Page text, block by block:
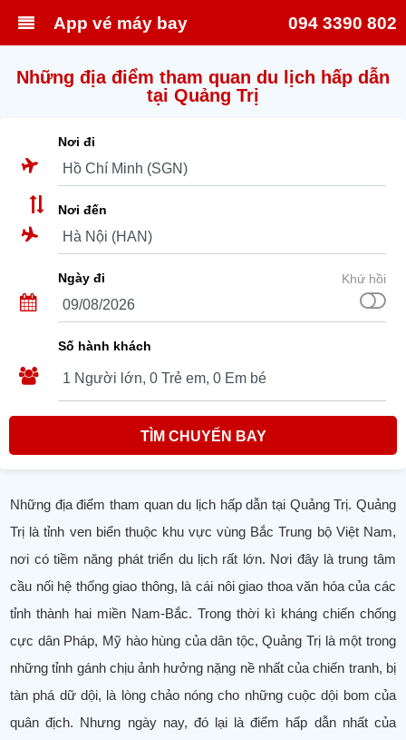
App vé máy bay 094 3390 802
Những địa điểm tham quan du lịch hấp dẫn
tại Quảng Trị
Nơi đi
Nơi đến
Ngày đi Khứ hồi
Số hành khách
TÌM CHUYẾN BAY
Những địa điểm tham quan du lịch hấp dẫn tại Quảng Trị. Quảng
Trị là tỉnh ven biển thuộc khu vực vùng Bắc Trung bộ Việt Nam,
nơi có tiềm năng phát triển du lịch rất lớn. Nơi đây là trung tâm
cầu nối hệ thống giao thông, là cái nôi giao thoa văn hóa của các
tỉnh thành hai miền Nam-Bắc. Trong thời kì kháng chiến chống
cực dân Pháp, Mỹ hào hùng của dân tộc, Quảng Trị là một trong
những tỉnh gánh chịu ảnh hưởng nặng nề nhất của chiến tranh, bị
tàn phá dữ dội, là lòng chảo nóng cho những cuộc dội bom của
quân địch. Nhưng ngày nay, đó lại là điểm hấp dẫn nhất của